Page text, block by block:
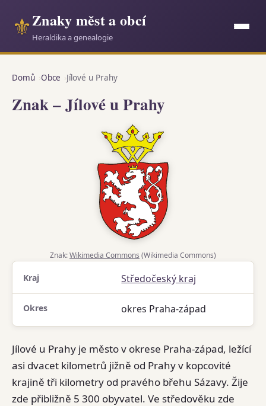
⚜Znaky měst a obcí
Heraldika a genealogie
Domů Obce Jílové u Prahy
Znak – Jílové u Prahy
Znak:Wikimedia Commons (Wikimedia Commons)
Kraj Středočeský kraj
Okres okres Praha-západ
Jílové u Prahy je město v okrese Praha-západ, ležící
asi dvacet kilometrů jižně od Prahy v kopcovité
krajině tři kilometry od pravého břehu Sázavy. Žije
zde přibližně 5 300 obyvatel. Ve středověku zde